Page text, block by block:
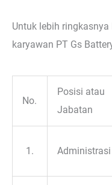
Untuk lebih
karyawan PT Gs
No.
Posisi atau
Jabatan
1. Administrasi